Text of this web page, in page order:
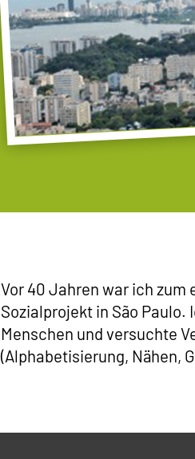
Vor 40 Jahren war ich zum
Sozialprojekt in São
Menschen und versuchte
(Alphabetisierung, Nähen,